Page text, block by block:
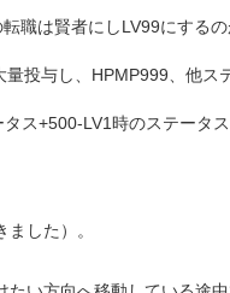
職は賢者にしLV99にする
投与し、HPMP999、他
ス+500-LV1時のステータ
した）。